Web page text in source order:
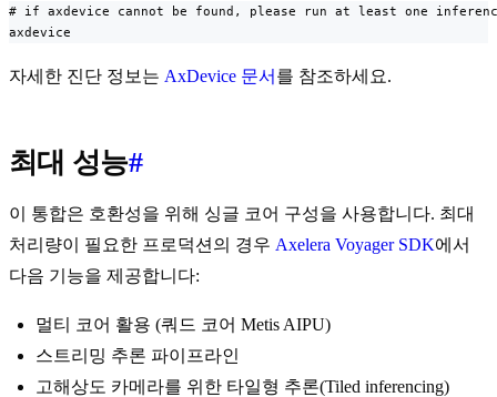
# if axdevice cannot be found, please run at least one
axdevice
자세한 진단 정보는 AxDevice 문서 를 참조하세요.
최대 성능#
이 통합은 호환성을 위해 싱글 코어 구성을 사용합니다. 최대
처리량이 필요한 프로덕션의 경우 Axelera Voyager SDK에서
다음 기능을 제공합니다:
멀티 코어 활용 (쿼드 코어 Metis AIPU)
스트리밍 추론 파이프라인
고해상도 카메라를 위한 타일형 추론(Tiled inferencing)